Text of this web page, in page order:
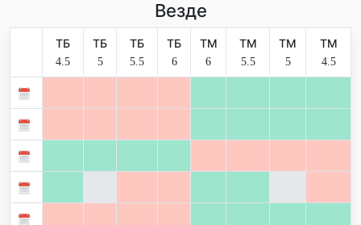
Везде
ТБ
4.5
ТБ
5
ТБ
5.5
ТБ
6
ТМ
6
ТМ
5.5
ТМ
5
ТМ
4.5